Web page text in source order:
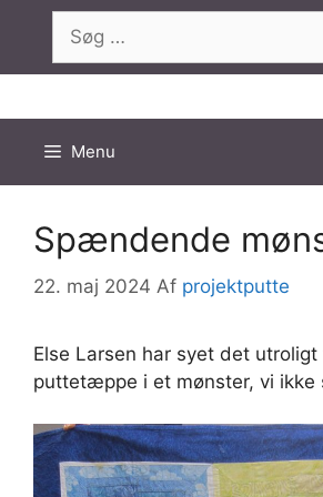
indhold
efter:
Menu
Spændende
22. maj 2024 Af projektputte
Else Larsen har syet det
puttetæppe i et mønster, vi ikke